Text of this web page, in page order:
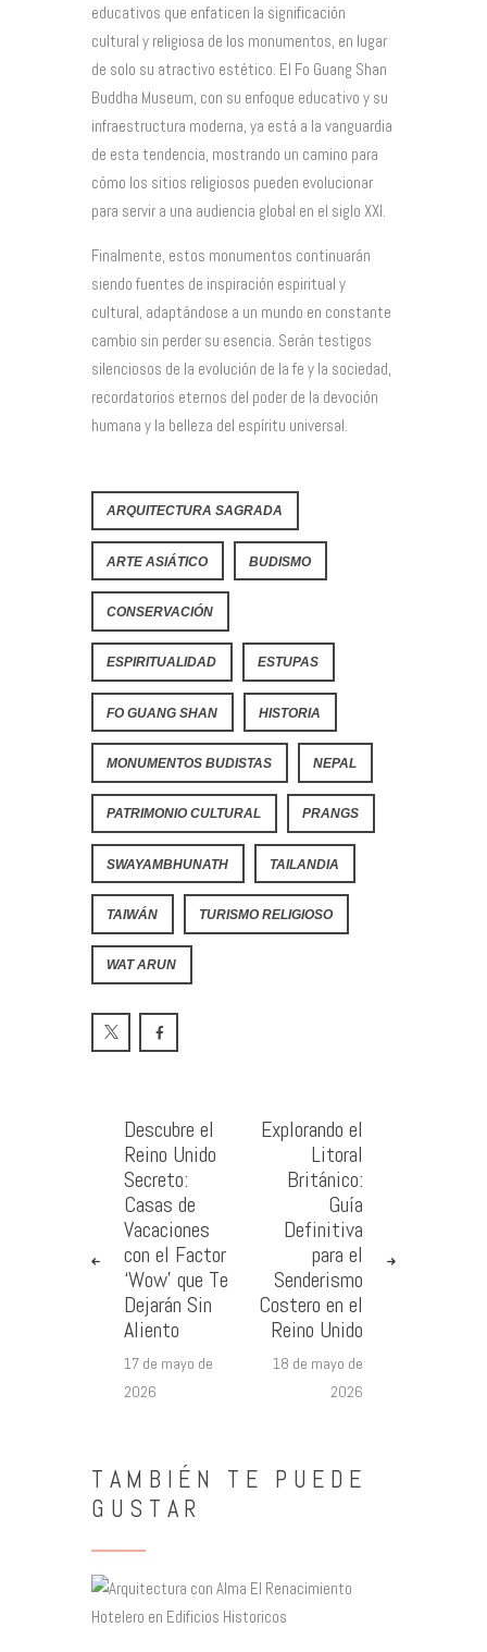
educativos que enfaticen la significación
cultural y religiosa de los monumentos, en lugar
de solo su atractivo estético. El Fo Guang Shan
Buddha Museum, con su enfoque educativo y su
infraestructura moderna, ya está a la vanguardia
de esta tendencia, mostrando un camino para
cómo los sitios religiosos pueden evolucionar
para servir a una audiencia global en el siglo XXI.
Finalmente, estos monumentos continuarán
siendo fuentes de inspiración espiritual y
cultural, adaptándose a un mundo en constante
cambio sin perder su esencia. Serán testigos
silenciosos de la evolución de la fe y la sociedad,
recordatorios eternos del poder de la devoción
humana y la belleza del espíritu universal.
ARQUITECTURA SAGRADA
ARTE ASIÁTICO BUDISMO
CONSERVACIÓN
ESPIRITUALIDAD ESTUPAS
FO GUANG SHAN HISTORIA
MONUMENTOS BUDISTAS NEPAL
PATRIMONIO CULTURAL PRANGS
SWAYAMBHUNATH TAILANDIA
TAIWÁN TURISMO RELIGIOSO
WAT ARUN
Descubre el
Reino Unido
Secreto:
Casas de
Vacaciones
con el Factor
‘Wow’ que Te
Dejarán Sin
Aliento
17 de mayo de
2026
Explorando el
Litoral
Británico:
Guía
Definitiva
para el
Senderismo
Costero en el
Reino Unido
18 de mayo de
2026
TAMBIÉN TE PUEDE
GUSTAR